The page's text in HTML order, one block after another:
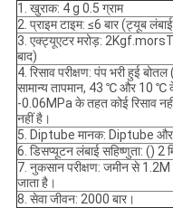
1. खुराक: 4 g 0.5 ग्राम
2. प्राइम टाइम: ≤6 बार (ट्यूब
3. एक्ट्यूएटर मरोड़:
बाद)
4. रिसाव परीक्षण: पंप भरी हुई
सामान्य तापमान, 43 ℃ और 10 ℃
-0.06MPa के तहत कोई रिसाव
नहीं है।
5. Diptube मानक: Diptube
6. डिसप्यूटन लंबाई सहिष्णुता: () 2
7. नुकसान परीक्षण: जमीन से 1.2M
जाता है।
8. सेवा जीवन: 2000 बार।